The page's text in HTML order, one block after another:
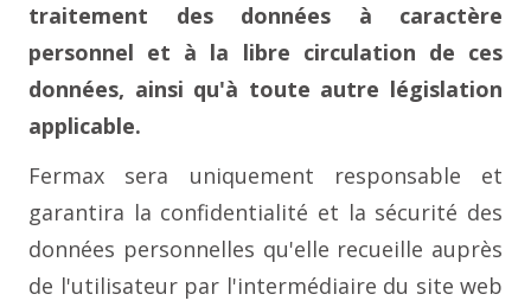
traitement des données à caractère
personnel et à la libre circulation de ces
données, ainsi qu'à toute autre législation
applicable.
Fermax sera uniquement responsable et
garantira la confidentialité et la sécurité des
données personnelles qu'elle recueille auprès
de l'utilisateur par l'intermédiaire du site web